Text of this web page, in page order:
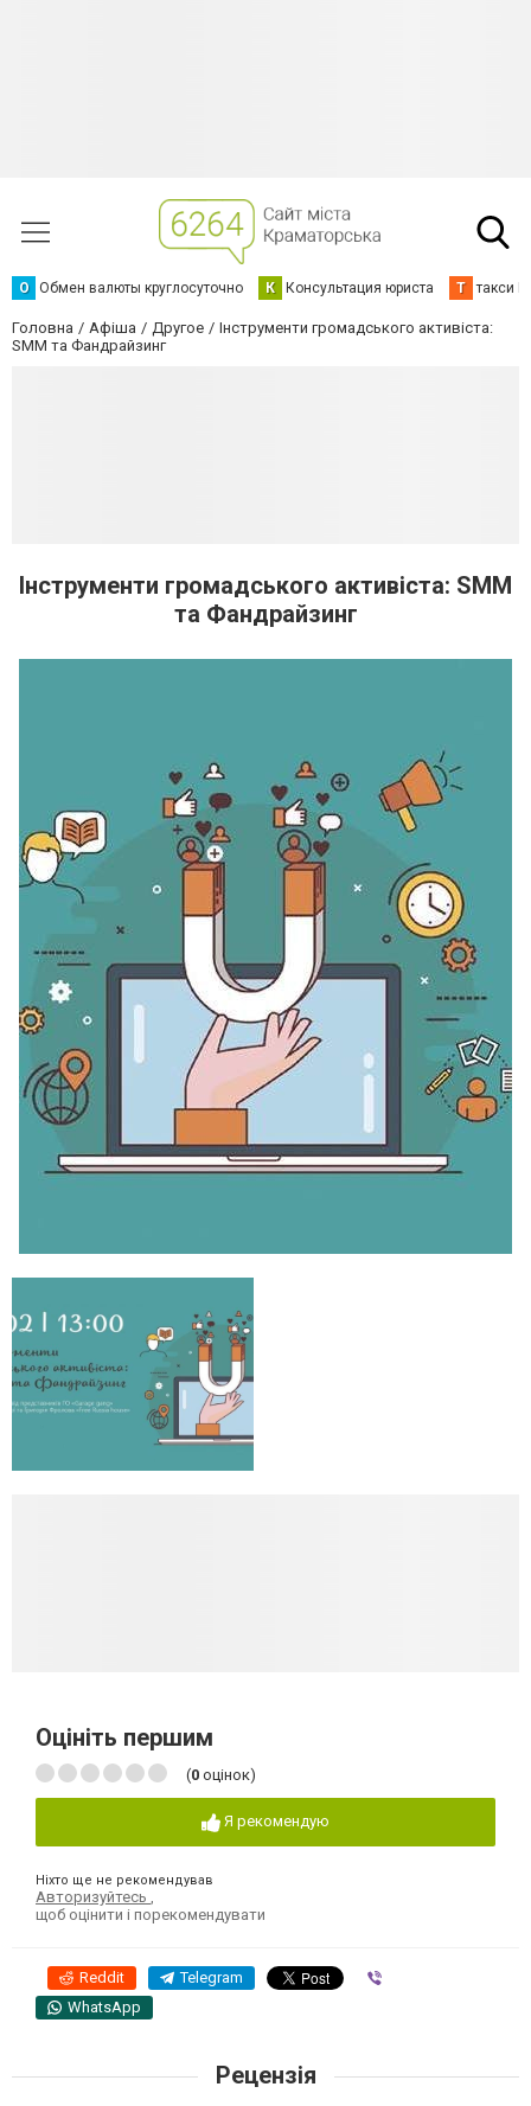
О Обмен валюты круглосуточно К Консультация юриста Т такси
Головна Афіша Другое
Інструменти громадського активіста:
SMM та Фандрайзинг
Інструменти громадського активіста: SMM
та Фандрайзинг
Оцініть першим
(0 оцінок)
Я рекомендую
Ніхто ще не рекомендував
Авторизуйтесь
щоб оцінити і порекомендувати
Reddit Telegram
WhatsApp
Рецензія